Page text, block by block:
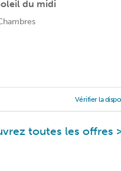
du midi
Vérifier la
toutes les offres